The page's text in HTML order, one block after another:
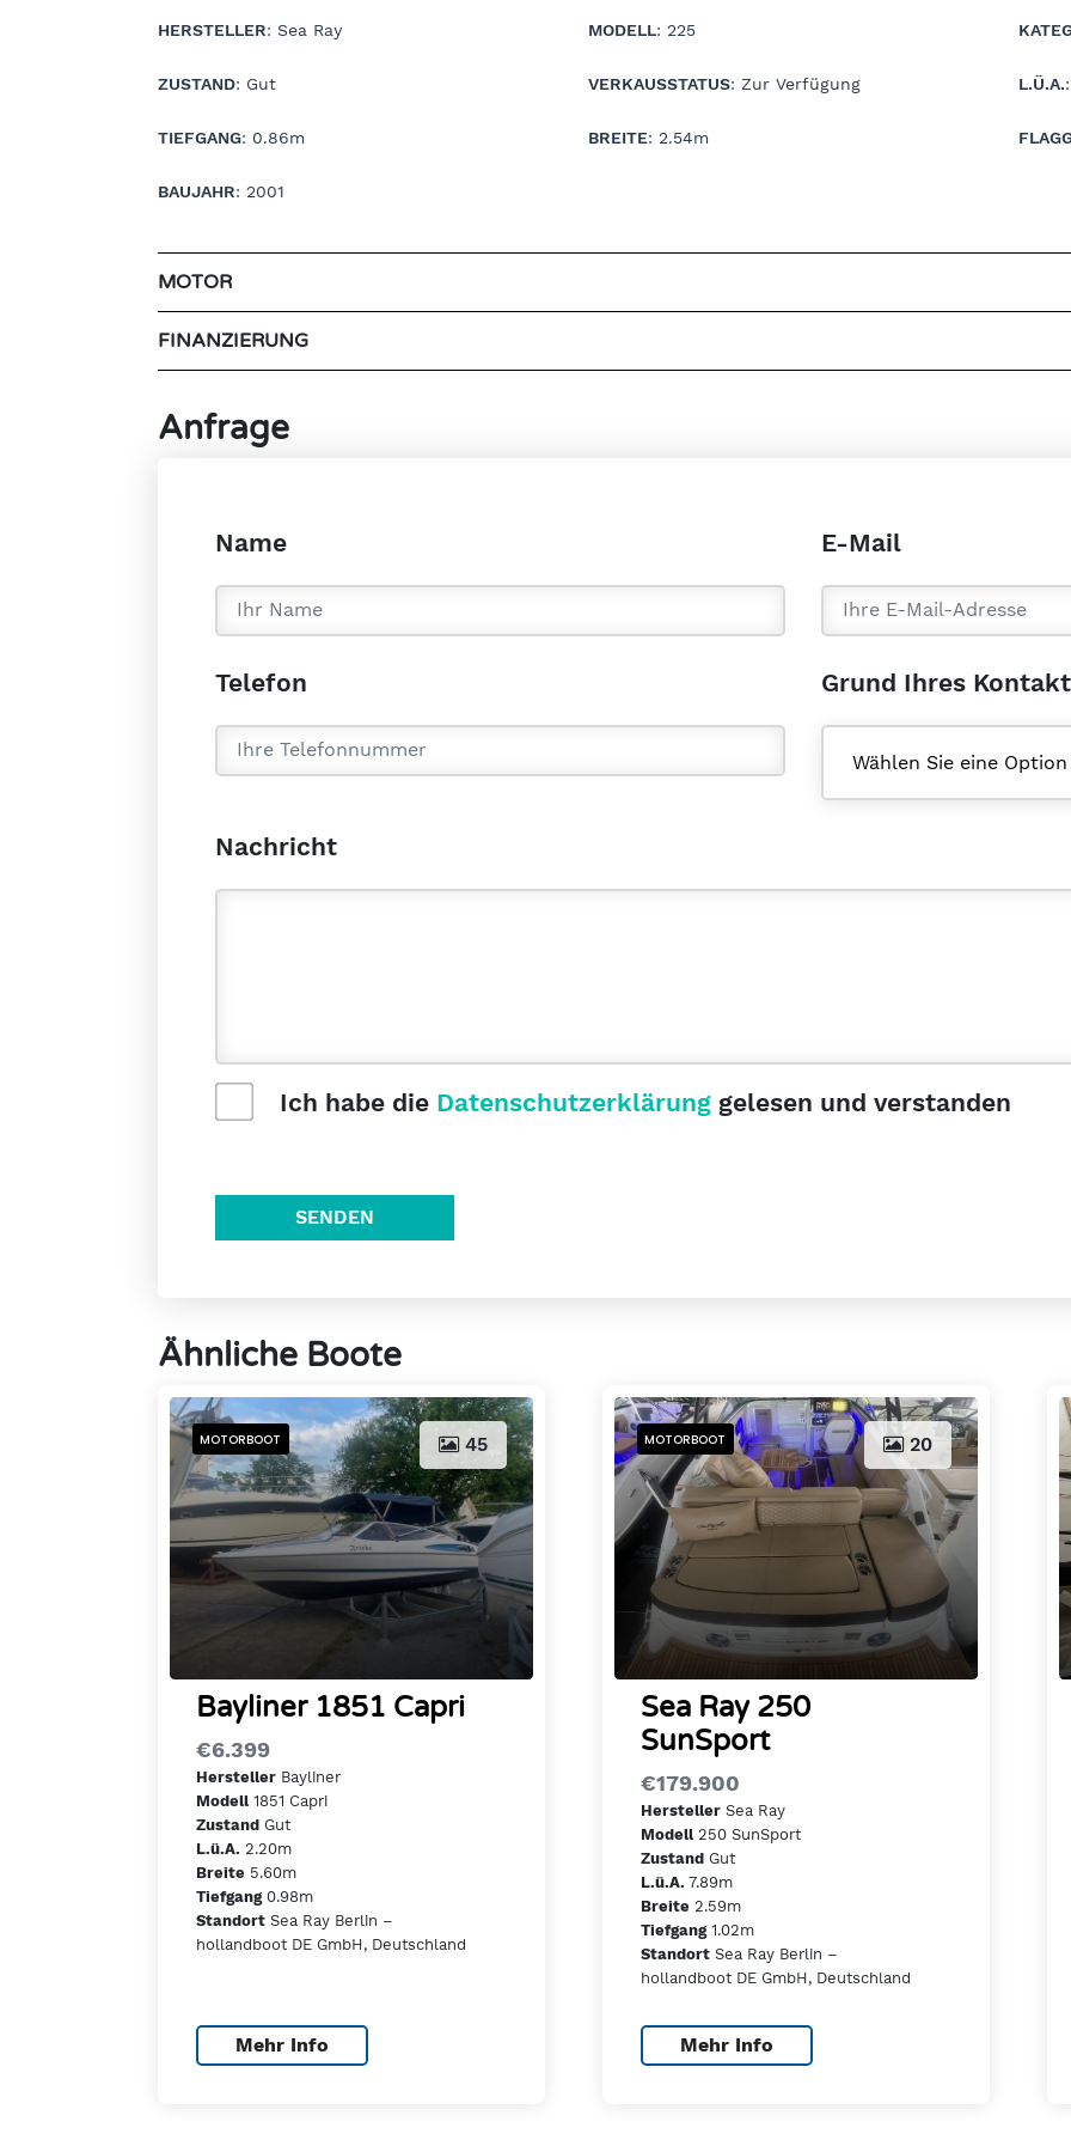
HERSTELLER: Sea Ray MODELL: 225
ZUSTAND: Gut VERKAUSSTATUS: Zur Verfügung L.Ü.A.
TIEFGANG: 0.86m BREITE: 2.54m
BAUJAHR: 2001
MOTOR
FINANZIERUNG
Anfrage
Name E-Mail
Telefon Grund Ihres
Nachricht
Ich habe die Datenschutzerklärung gelesen und verstanden
SENDEN
Ähnliche Boote
45
MOTORBOOT
Bayliner 1851 Capri
€6.399
Hersteller Bayliner
Modell1851 Capri
Zustand Gut
L.ü.A. 2.20m
Breite 5.60m
Tiefgang0.98m
Standort Sea Ray Berlin –
hollandboot DE GmbH, Deutschland
Mehr Info
20
MOTORBOOT
Sea Ray 250
SunSport
€179.900
Hersteller Sea Ray
Modell250 SunSport
Zustand Gut
L.ü.A. 7.89m
Breite 2.59m
Tiefgang1.02m
Standort Sea Ray Berlin –
hollandboot DE GmbH, Deutschland
Mehr Info